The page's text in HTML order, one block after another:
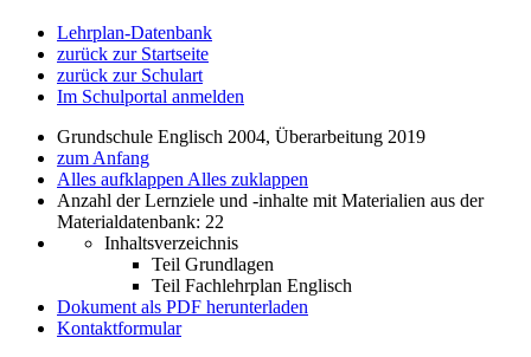
Lehrplan-Datenbank
zurück zur Startseite
zurück zur Schulart
Im Schulportal anmelden
Grundschule Englisch 2004, Überarbeitung 2019
zum Anfang
Alles aufklappen Alles zuklappen
Anzahl der Lernziele und -inhalte mit Materialien aus der
Materialdatenbank: 22
Inhaltsverzeichnis
Teil Grundlagen
Teil Fachlehrplan Englisch
Dokument als PDF herunterladen
Kontaktformular